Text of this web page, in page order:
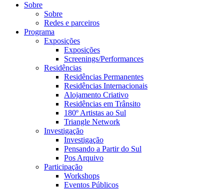
Sobre
Sobre
Redes e parceiros
Programa
Exposições
Exposições
Screenings/Performances
Residências
Residências Permanentes
Residências Internacionais
Alojamento Criativo
Residências em Trânsito
180º Artistas ao Sul
Triangle Network
Investigação
Investigação
Pensando a Partir do Sul
Pos Arquivo
Participação
Workshops
Eventos Públicos